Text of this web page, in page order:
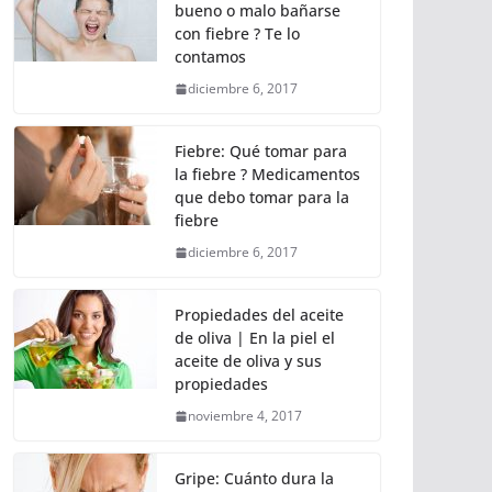
bueno o malo bañarse
con fiebre ? Te lo
contamos
diciembre 6, 2017
Fiebre: Qué tomar para
la fiebre ? Medicamentos
que debo tomar para la
fiebre
diciembre 6, 2017
Propiedades del aceite
de oliva | En la piel el
aceite de oliva y sus
propiedades
noviembre 4, 2017
Gripe: Cuánto dura la